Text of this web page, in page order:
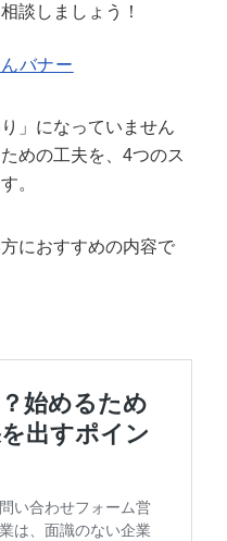
談しましょう！
」になっていません
めの工夫を、4つのス
。
におすすめの内容で